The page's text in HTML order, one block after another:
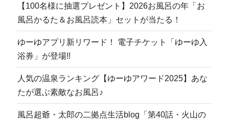
【100名様に抽選プレゼント】2026お風呂の年「お
風呂かるた＆お風呂読本」セットが当たる！
ゆーゆアプリ新リワード！ 電子チケット「ゆーゆ入
浴券」が登場!!
人気の温泉ランキング【ゆーゆアワード2025】あな
たが選ぶ素敵なお風呂♪
風呂超爺・太郎の二拠点生活blog「第40話・火山の